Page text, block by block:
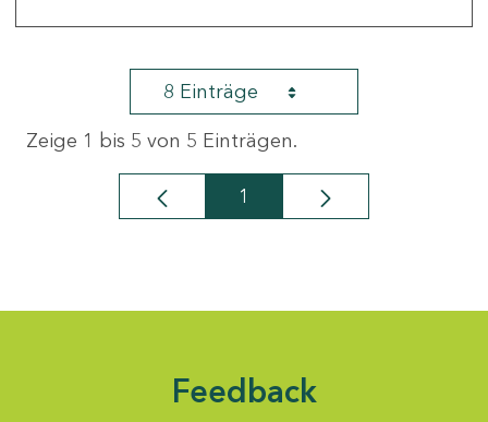
8 Einträge
Zeige 1 bis 5 von 5 Einträgen.
Seite
1
Feedback